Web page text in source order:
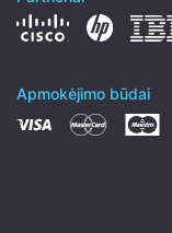
Apmokėjimo būdai